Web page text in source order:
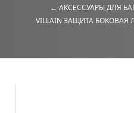
← АКСЕССУАРЫ ДЛЯ
VILLAIN ЗАЩИТА